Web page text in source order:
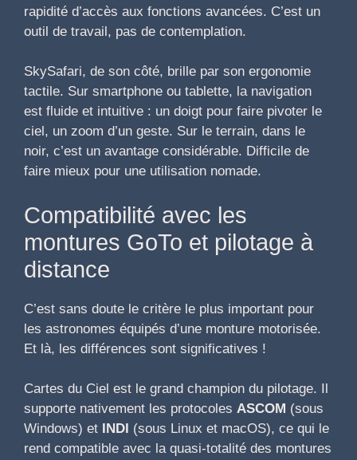
rapidité d’accès aux fonctions avancées. C’est un
outil de travail, pas de contemplation.
SkySafari, de son côté, brille par son ergonomie
tactile. Sur smartphone ou tablette, la navigation
est fluide et intuitive : un doigt pour faire pivoter le
ciel, un zoom d’un geste. Sur le terrain, dans le
noir, c’est un avantage considérable. Difficile de
faire mieux pour une utilisation nomade.
Compatibilité avec les
montures GoTo et pilotage à
distance
C’est sans doute le critère le plus important pour
les astronomes équipés d’une monture motorisée.
Et là, les différences sont significatives !
Cartes du Ciel est le grand champion du pilotage. Il
supporte nativement les protocoles ASCOM (sous
Windows) et INDI (sous Linux et macOS), ce qui le
rend compatible avec la quasi-totalité des montures